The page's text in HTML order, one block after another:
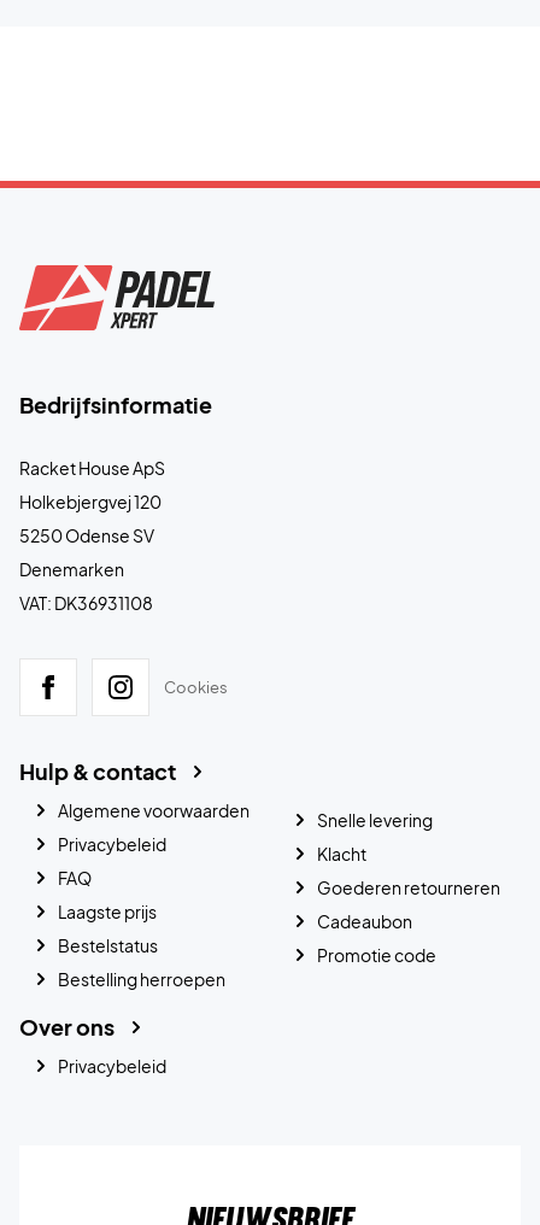
Bedrijfsinformatie
Racket House ApS
Holkebjergvej 120
5250 Odense SV
Denemarken
VAT: DK36931108
Cookies
Hulp & contact
Algemene voorwaarden
Privacybeleid
FAQ
Laagste prijs
Bestelstatus
Bestelling herroepen
Snelle levering
Klacht
Goederen retourneren
Cadeaubon
Promotie code
Over ons
Privacybeleid